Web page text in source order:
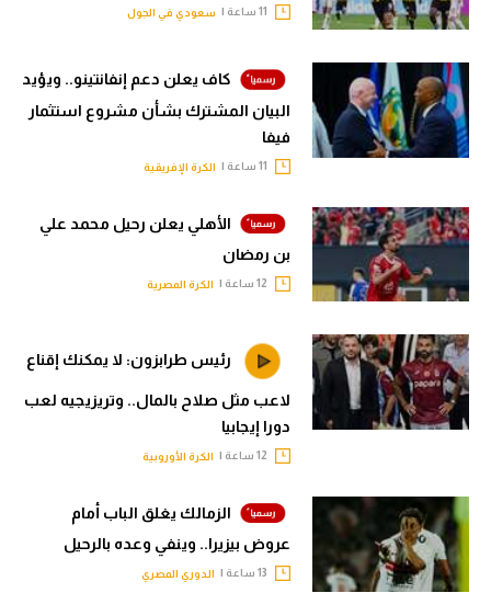
سعودي في الجول
كاف يعلن دعم إنفانتينو.. ويؤيد
البيان المشترك بشأن مشروع استثمار
فيفا
الكرة الإفريقية
الأهلي يعلن رحيل محمد علي
بن رمضان
الكرة المصرية
رئيس طرابزون: لا يمكنك إقناع
لاعب مثل صلاح بالمال.. وتريزيجيه لعب
دورا إيجابيا
الكرة الأوروبية
الزمالك يغلق الباب أمام
عروض بيزيرا.. وينفي وعده بالرحيل
الدوري المصري